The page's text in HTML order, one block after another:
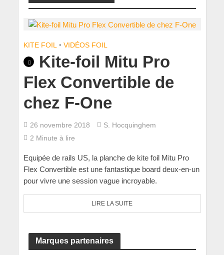
KITE FOIL • VIDÉOS FOIL
Kite-foil Mitu Pro
Flex Convertible de
chez F-One
26 novembre 2018
S. Hocquinghem
2 Minute à lire
Equipée de rails US, la planche de kite foil Mitu Pro
Flex Convertible est une fantastique board deux-en-un
pour vivre une session vague incroyable.
LIRE LA SUITE
Marques partenaires